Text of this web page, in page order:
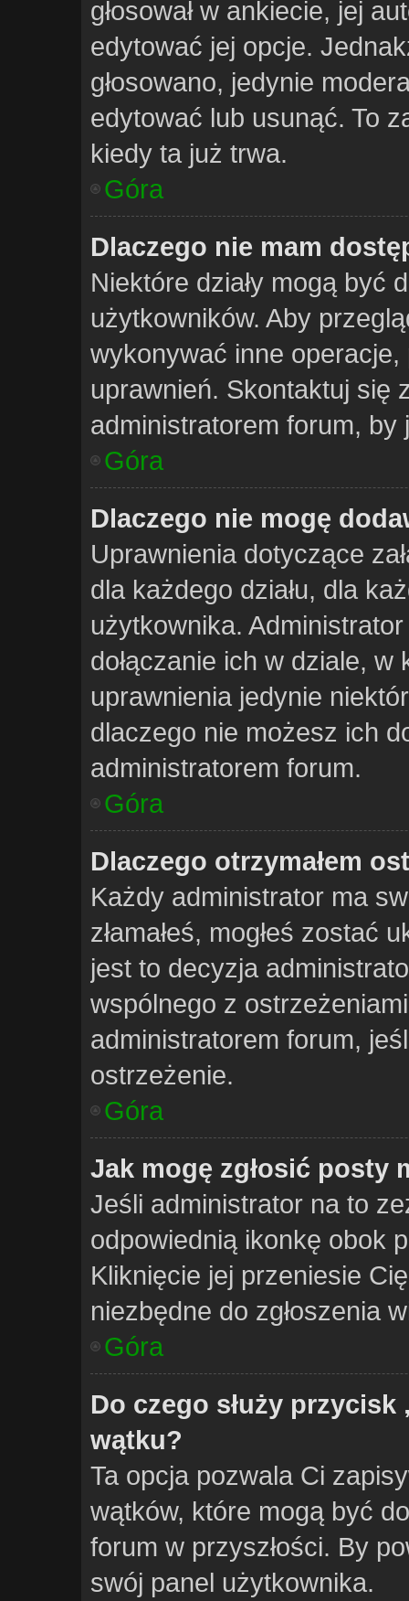
głosował w ankiecie, jej
edytować jej opcje.
głosowano, jedynie
edytować lub usunąć. To
kiedy ta już trwa.
Góra
Dlaczego nie mam
Niektóre działy mogą być
użytkowników. Aby
wykonywać inne
uprawnień. Skontaktuj się
administratorem forum, by
Góra
Dlaczego nie mogę
Uprawnienia dotyczące
dla każdego działu, dla
użytkownika.
dołączanie ich w dziale,
uprawnienia jedynie
dlaczego nie możesz ich
administratorem forum.
Góra
Dlaczego otrzymałem
Każdy administrator ma
złamałeś, mogłeś zostać
jest to decyzja
wspólnego z
administratorem forum,
ostrzeżenie.
Góra
Jak mogę zgłosić posty
Jeśli administrator na to
odpowiednią ikonkę obok
Kliknięcie jej przeniesie
niezbędne do zgłoszenia
Góra
Do czego służy
wątku?
Ta opcja pozwala Ci
wątków, które mogą być
forum w przyszłości. By
swój panel użytkownika.